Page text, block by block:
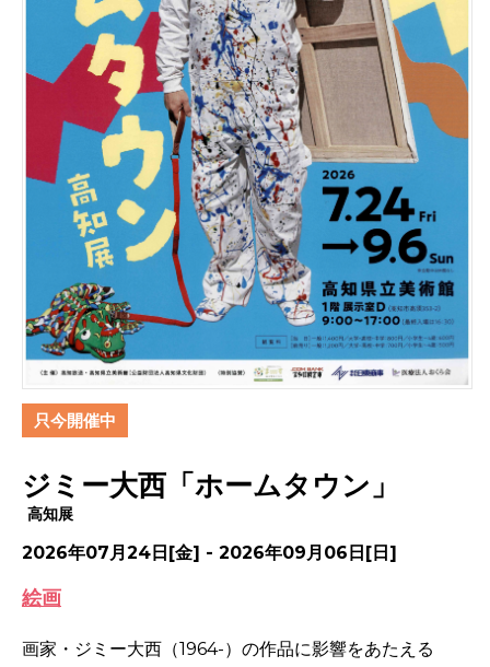
只今開催中
ジミー大西「ホームタウン」
高知展
2026年07月24日[金] - 2026年09月06日[日]
絵画
画家・ジミー大西（1964-）の作品に影響をあたえる